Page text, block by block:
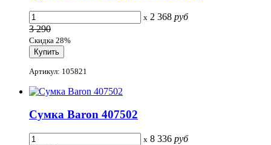
x 2 368 руб
3 290
Скидка 28%
Артикул: 105821
Сумка Baron 407502
x 8 336 руб